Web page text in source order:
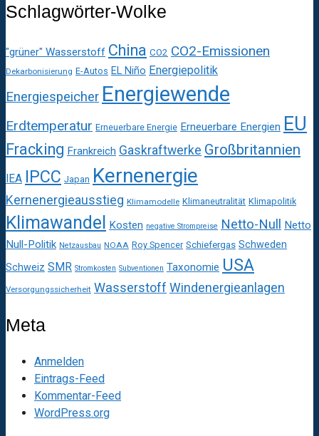
Schlagwörter-Wolke
"grüner" Wasserstoff China CO2 CO2-Emissionen
Dekarbonisierung E-Autos EL Niño Energiepolitik
Energiespeicher Energiewende
Erdtemperatur Erneuerbare Energie Erneuerbare Energien EU
Fracking Frankreich Gaskraftwerke Großbritannien
IEA IPCC Japan Kernenergie
Kernenergieausstieg Klimamodelle Klimaneutralität Klimapolitik
Klimawandel Kosten negative Strompreise Netto-Null
Netto
Null-Politik Netzausbau NOAA Roy Spencer Schiefergas Schweden
Schweiz SMR Stromkosten Subventionen Taxonomie USA
Versorgungssicherheit Wasserstoff Windenergieanlagen
Meta
Anmelden
Eintrags-Feed
Kommentar-Feed
WordPress.org